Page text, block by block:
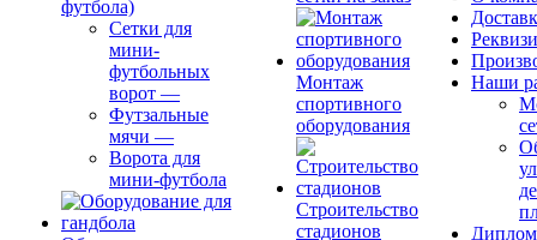
футбола)
Сетки для
мини-
футбольных
ворот —
Футзальные
мячи —
Ворота для
мини-футбола
Монтаж
спортивного
оборудования
Строительство
стадионов
Наши